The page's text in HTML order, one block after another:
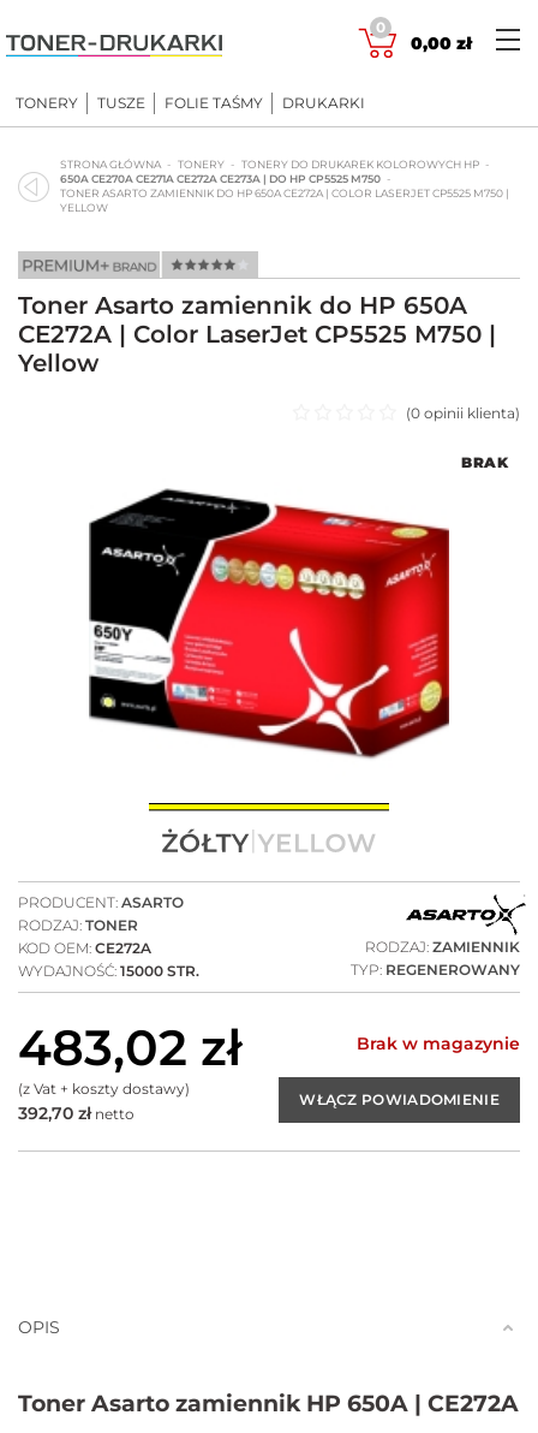
to
content
0
0,00 zł
TONERY TUSZE FOLIE TAŚMY DRUKARKI
STRONA GŁÓWNA TONERY
TONERY DO DRUKAREK KOLOROWYCH HP
650A CE270A CE271A CE272A CE273A | DO HP CP5525 M750
TONER ASARTO ZAMIENNIK DO HP 650A CE272A | COLOR LASERJET CP5525 M750 |
YELLOW
Toner Asarto zamiennik do HP 650A
CE272A | Color LaserJet CP5525 M750 |
Yellow
(0 opinii klienta)
BRAK
PRODUCENT: ASARTO
RODZAJ: TONER
KOD OEM: CE272A
WYDAJNOŚĆ: 15000 STR.
RODZAJ: ZAMIENNIK
TYP: REGENEROWANY
483,02 zł
(z Vat + koszty dostawy)
392,70 złnetto
Brak w magazynie
OPIS
Toner Asarto zamiennik HP 650A | CE272A